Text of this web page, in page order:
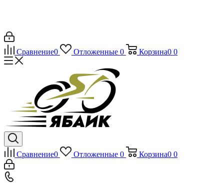
Сравнение0 Отложенные 0 Корзина0 0
Сравнение0 Отложенные 0 Корзина0 0